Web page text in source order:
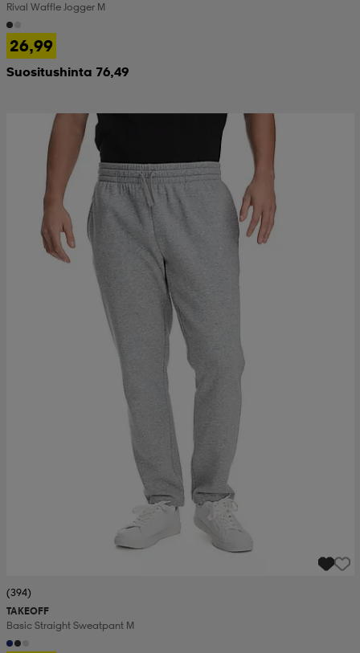
Rival Waffle Jogger M
26,99
Suositushinta 76,49
(394)
TAKEOFF
Basic Straight Sweatpant M